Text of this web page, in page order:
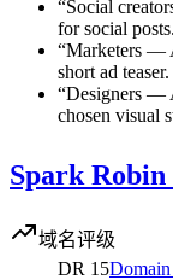
“Social
for social posts.
“Marketers —
short ad teaser.
“Designers —
chosen visual
Spark Robin
域名评级
DR 15